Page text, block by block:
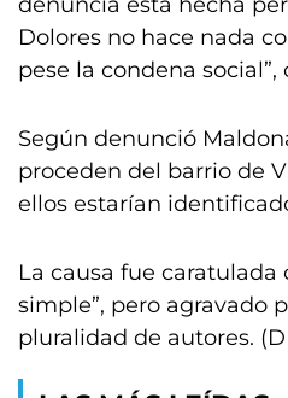
Dolores no hace nada
pese la condena
Según denunció
proceden del barrio de
ellos estarían
La causa fue caratulada
simple”, pero agravado
pluralidad de autores.